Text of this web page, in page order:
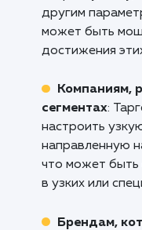
целевой
образом.
обсудить, как
помочь вашему